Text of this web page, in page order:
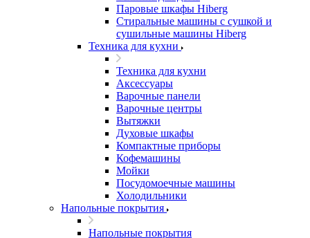
Паровые шкафы Hiberg
Стиральные машины с сушкой и
сушильные машины Hiberg
Техника для кухни
Техника для кухни
Аксессуары
Варочные панели
Варочные центры
Вытяжки
Духовые шкафы
Компактные приборы
Кофемашины
Мойки
Посудомоечные машины
Холодильники
Напольные покрытия
Напольные покрытия